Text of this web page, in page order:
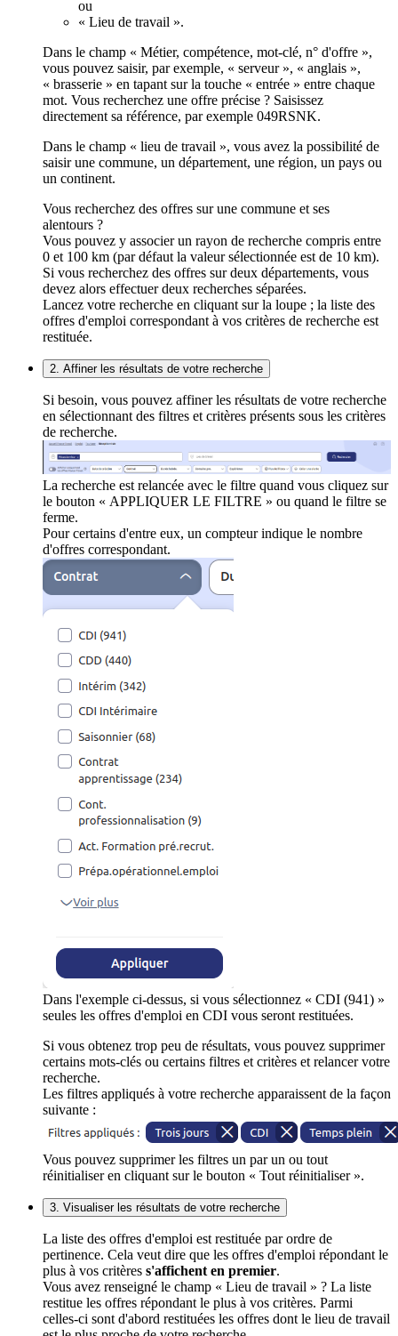
ou
« Lieu de travail ».
Dans le champ « Métier, compétence, mot-clé, n° d'offre »,
vous pouvez saisir, par exemple, « serveur », « anglais »,
« brasserie » en tapant sur la touche « entrée » entre chaque
mot. Vous recherchez une offre précise ? Saisissez
directement sa référence, par exemple 049RSNK.
Dans le champ « lieu de travail », vous avez la possibilité de
saisir une commune, un département, une région, un pays ou
un continent.
Vous recherchez des offres sur une commune et ses
alentours ?
Vous pouvez y associer un rayon de recherche compris entre
0 et 100 km (par défaut la valeur sélectionnée est de 10 km).
Si vous recherchez des offres sur deux départements, vous
devez alors effectuer deux recherches séparées.
Lancez votre recherche en cliquant sur la loupe ; la liste des
offres d'emploi correspondant à vos critères de recherche est
restituée.
2. Affiner les résultats de votre recherche
Si besoin, vous pouvez affiner les résultats de votre recherche
en sélectionnant des filtres et critères présents sous les critères
de recherche.
La recherche est relancée avec le filtre quand vous cliquez sur
le bouton « APPLIQUER LE FILTRE » ou quand le filtre se
ferme.
Pour certains d'entre eux, un compteur indique le nombre
d'offres correspondant.
Dans l'exemple ci-dessus, si vous sélectionnez « CDI (941) »
seules les offres d'emploi en CDI vous seront restituées.
Si vous obtenez trop peu de résultats, vous pouvez supprimer
certains mots-clés ou certains filtres et critères et relancer votre
recherche.
Les filtres appliqués à votre recherche apparaissent de la façon
suivante :
Vous pouvez supprimer les filtres un par un ou tout
réinitialiser en cliquant sur le bouton « Tout réinitialiser ».
3. Visualiser les résultats de votre recherche
La liste des offres d'emploi est restituée par ordre de
pertinence. Cela veut dire que les offres d'emploi répondant le
plus à vos critères s'affichent en premier.
Vous avez renseigné le champ « Lieu de travail » ? La liste
restitue les offres répondant le plus à vos critères. Parmi
celles-ci sont d'abord restituées les offres dont le lieu de travail